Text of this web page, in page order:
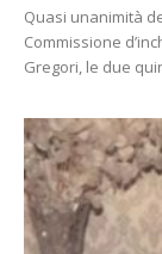
Quasi unanimità
Commissione
Gregori, le due